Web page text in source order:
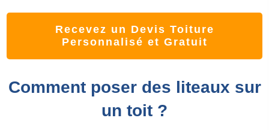
Recevez un Devis Toiture
Personnalisé et Gratuit
Comment poser des liteaux sur
un toit ?